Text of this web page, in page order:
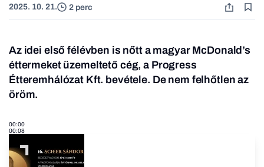
2025. 10. 21. 2 perc
Az idei első félévben is nőtt a magyar McDonald’s
éttermeket üzemeltető cég, a Progress
Étteremhálózat Kft. bevétele. De nem felhőtlen az
öröm.
00:00
00:08